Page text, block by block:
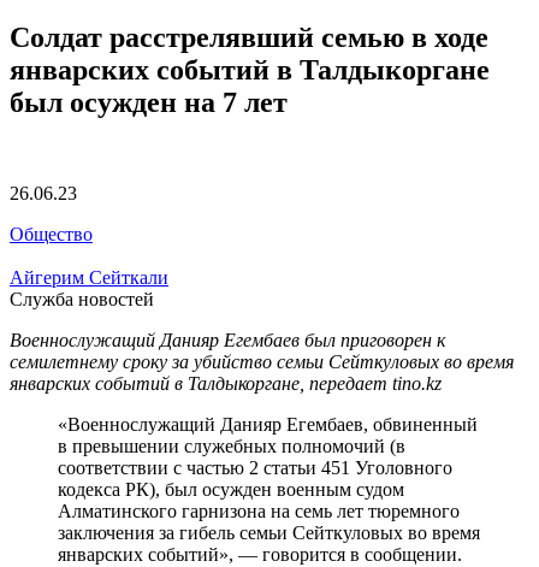
Солдат расстрелявший семью в ходе
январских событий в Талдыкоргане
был осужден на 7 лет
26.06.23
Общество
Айгерим Сейткали
Служба новостей
Военнослужащий Данияр Егембаев был приговорен к
семилетнему сроку за убийство семьи Сейткуловых во время
январских событий в Талдыкоргане, передает tino.kz
«Военнослужащий Данияр Егембаев, обвиненный
в превышении служебных полномочий (в
соответствии с частью 2 статьи 451 Уголовного
кодекса РК), был осужден военным судом
Алматинского гарнизона на семь лет тюремного
заключения за гибель семьи Сейткуловых во время
январских событий», — говорится в сообщении.